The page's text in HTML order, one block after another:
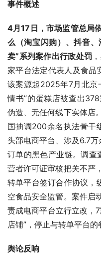
事件概述
4月17日，市场监管总局
么（淘宝闪购）、抖音
卖”系列案作出行政处罚
家平台法定代表人及食品
该案源起2025年7月北京
情书”的蛋糕店被查出
伪造、无任何线下实体店
国抽调200余名执法骨干
头部电商平台、涉及6.7
订单的黑色产业链。调查
营者许可证审核把关不严
转单平台签订合作协议，
空食品安全监管。案件启
责成电商平台立行立改，
店铺”，停止与转单平台的
舆论反响